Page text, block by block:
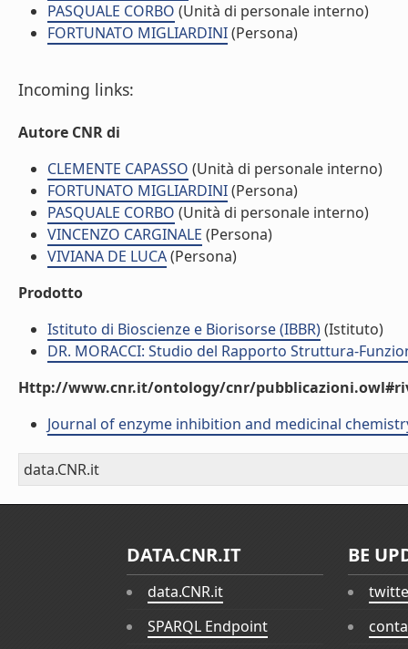
PASQUALE CORBO (Unità di personale interno)
FORTUNATO MIGLIARDINI(Persona)
Incoming links:
Autore CNR di
CLEMENTE CAPASSO (Unità di personale interno)
FORTUNATO MIGLIARDINI(Persona)
PASQUALE CORBO (Unità di personale interno)
VINCENZO CARGINALE (Persona)
VIVIANA DE LUCA(Persona)
Prodotto
Istituto di Bioscienze e Biorisorse (IBBR)(Istituto)
DR. MORACCI: Studio del Rapporto Struttura-
Http://www.cnr.it/ontology/cnr/
Journal of enzyme inhibition and medicinal
data.CNR.it
DATA.CNR.IT
data.CNR.it
SPARQL Endpoint
BE